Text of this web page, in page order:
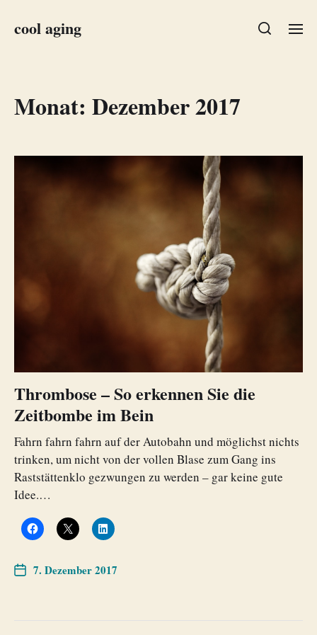
cool aging
Monat: Dezember 2017
Thrombose – So erkennen Sie die
Zeitbombe im Bein
Fahrn fahrn fahrn auf der Autobahn und möglichst nichts
trinken, um nicht von der vollen Blase zum Gang ins
Raststättenklo gezwungen zu werden – gar keine gute
Idee.…
7. Dezember 2017